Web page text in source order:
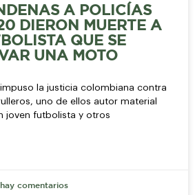
A POLICÍAS
DIERON MUERTE A
QUE SE
UNA MOTO
la justicia colombiana contra
uno de ellos autor material
joven futbolista y otros
comentarios